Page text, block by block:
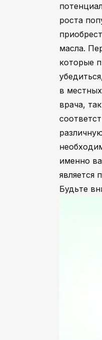
роста
масла.
которые
в
врача,
именно
является
Будьте